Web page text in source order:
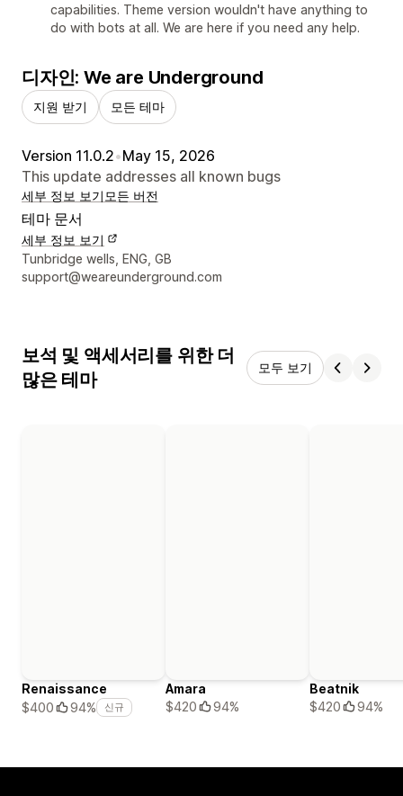
capabilities. Theme version wouldn't have anything to
do with bots at all. We are here if you need any help.
디자인: We are Underground
지원 받기 모든 테마
Version 11.0.2•May 15, 2026
This update addresses all known bugs
세부 정보 보기 모든 버전
테마 문서
세부 정보 보기
디자이너 연락처 세부 정보
Tunbridge wells, ENG, GB
support@weareunderground.com
보석 및 액세서리를 위한 더
많은 테마
모두 보기
Renaissance
$400
94% 신규
Amara
$420
94%
Beatnik
$420
94%